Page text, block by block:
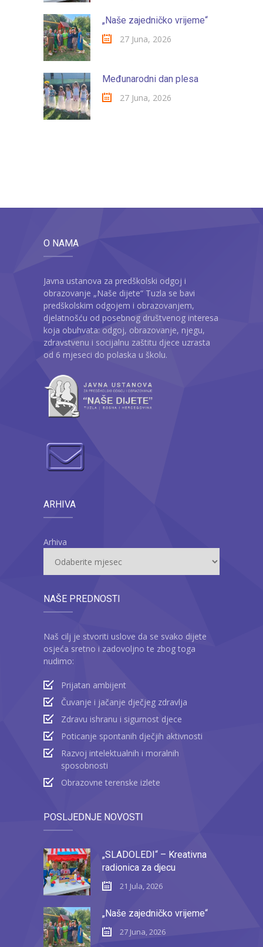
„Naše zajedničko vrijeme“
27 Juna, 2026
Međunarodni dan plesa
27 Juna, 2026
O NAMA
Javna ustanova za predškolski odgoj i
obrazovanje „Naše dijete“ Tuzla se bavi
predškolskim odgojem i obrazovanjem,
djelatnošću od posebnog društvenog interesa
koja obuhvata: odgoj, obrazovanje, njegu,
zdravstvenu i socijalnu zaštitu djece uzrasta
od 6 mjeseci do polaska u školu.
ARHIVA
Arhiva
NAŠE PREDNOSTI
Naš cilj je stvoriti uslove da se svako dijete
osjeća sretno i zadovoljno te zbog toga
nudimo:
Prijatan ambijent
Čuvanje i jačanje dječjeg zdravlja
Zdravu ishranu i sigurnost djece
Poticanje spontanih dječjih aktivnosti
Razvoj intelektualnih i moralnih
sposobnosti
Obrazovne terenske izlete
POSLJEDNJE NOVOSTI
„SLADOLEDI“ – Kreativna
radionica za djecu
21 Jula, 2026
„Naše zajedničko vrijeme“
27 Juna, 2026